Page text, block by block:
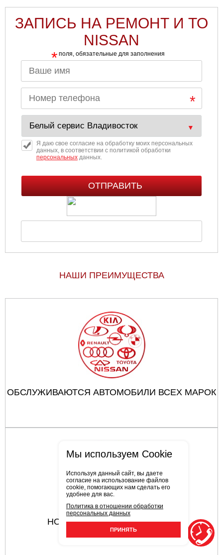
ЗАПИСЬ НА РЕМОНТ И ТО
NISSAN
* поля, обязательные для заполнения
Я даю свое согласие на обработку моих персональных
данных, в соответствии с политикой обработки
персональныхданных.
НАШИ ПРЕИМУЩЕСТВА
ОБСЛУЖИВАЮТСЯ АВТОМОБИЛИ ВСЕХ МАРОК
НОВЕЙШЕЕ ОБОРУДОВАНИЕ
Мы используем Cookie
Используя данный сайт, вы даете
согласие на использование файлов
cookie, помогающих нам сделать его
удобнее для вас.
Политика в отношении обработки
персональных данных
ПРИНЯТЬ